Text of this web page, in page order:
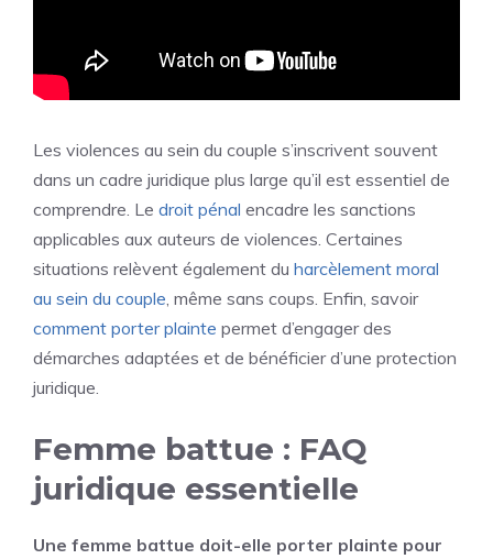
Les violences au sein du couple s’inscrivent souvent
dans un cadre juridique plus large qu’il est essentiel de
comprendre. Le droit pénal encadre les sanctions
applicables aux auteurs de violences. Certaines
situations relèvent également du harcèlement moral
au sein du couple , même sans coups. Enfin, savoir
comment porter plainte permet d’engager des
démarches adaptées et de bénéficier d’une protection
juridique.
Femme battue : FAQ
juridique essentielle
Une femme battue doit-elle porter plainte pour